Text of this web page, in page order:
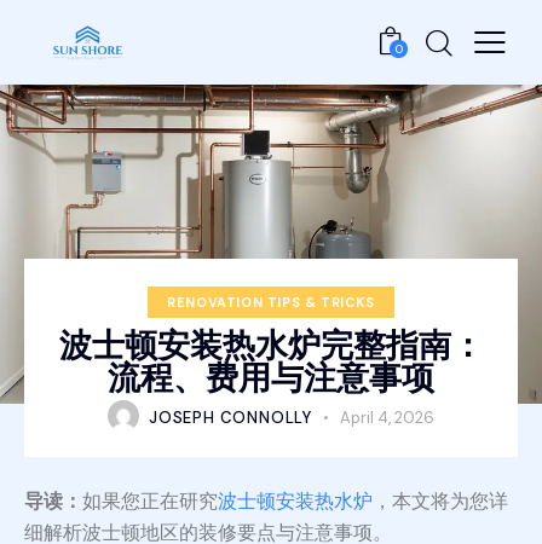
0
RENOVATION TIPS & TRICKS
波士顿安装热水炉完整指南：
流程、费用与注意事项
JOSEPH CONNOLLY April 4, 2026
导读： 如果您正在研究波士顿安装热水炉 ，本文将为您详
细解析波士顿地区的装修要点与注意事项。